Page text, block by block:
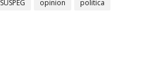
SUSPEG opinion
politica